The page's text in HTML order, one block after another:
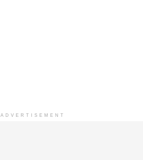
ADVERTISEMENT